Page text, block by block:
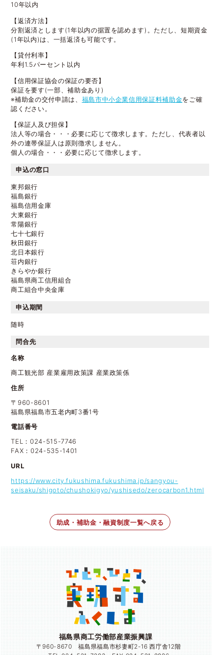
10年以内
【返済方法】
分割返済とします(1年以内の据置を認めます)。ただし、短期資金
(1年以内)は、一括返済も可能です。
【貸付利率】
年利1.5パーセント以内
【信用保証協会の保証の要否】
保証を要す(一部、補助金あり)
※補助金の交付申請は、 福島市中小企業信用保証料補助金をご確
認ください。
【保証人及び担保】
法人等の場合・・・必要に応じて徴求します。ただし、代表者以
外の連帯保証人は原則徴求しません。
個人の場合・・・必要に応じて徴求します。
申込の窓口
東邦銀行
福島銀行
福島信用金庫
大東銀行
常陽銀行
七十七銀行
秋田銀行
北日本銀行
荘内銀行
きらやか銀行
福島県商工信用組合
商工組合中央金庫
申込期間
随時
問合先
名称
商工観光部 産業雇用政策課 産業政策係
住所
〒960-8601
福島県福島市五老内町3番1号
電話番号
TEL：024-515-7746
FAX：024-535-1401
URL
https://www.city.fukushima.fukushima.jp/sangyou-
seisaku/shigoto/chushokigyo/yushisedo/zerocarbon1.html
助成・補助金・融資制度一覧へ戻る
福島県商工労働部産業振興課
〒960-8670 福島県福島市杉妻町2-16 西庁舎12階